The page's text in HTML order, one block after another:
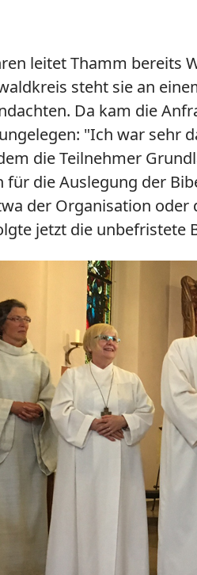
leitet Thamm bereits
steht sie an
Da kam die
"Ich war sehr
die Teilnehmer
die Auslegung der
der Organisation
jetzt die unbefristete